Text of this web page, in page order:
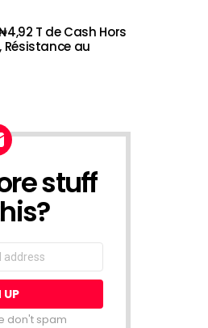
T de Cash Hors
Résistance au
stuff
don't spam